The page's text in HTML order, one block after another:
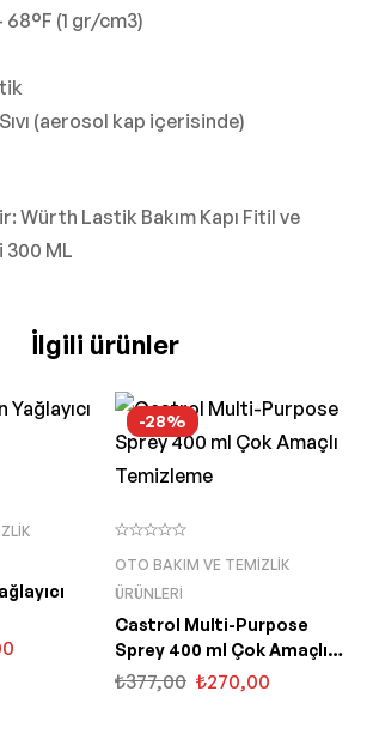
(1 gr/cm3)
(aerosol kap içerisinde)
Würth Lastik Bakım Kapı Fitil ve
300 ML
İlgili ürünler
-28%
OTO BAKIM VE TEMIZLIK
ÜRÜNLERI
Castrol Multi-Purpose
Sprey 400 ml Çok Amaçlı
Temizleme
₺377,00 ₺270,00